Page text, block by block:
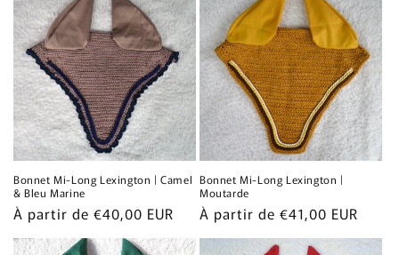
Bonnet Mi-Long Lexington | Camel
& Bleu Marine
Prix
habituel
À partir de €40,00 EUR
Bonnet Mi-Long Lexington |
Moutarde
Prix
habituel
À partir de €41,00 EUR